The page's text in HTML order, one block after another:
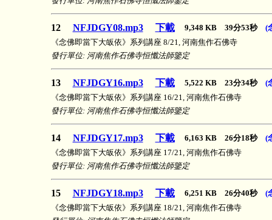
12 NFJDGY08.mp3 下載 9,348 KB 39分53秒 (
《念佛即當下大皈依》系列講座 8/21, 河南焦作石佛寺
發行單位: 河南焦作石佛寺恒懺法師鑒定
13 NFJDGY16.mp3 下載 5,522 KB 23分34秒 (
《念佛即當下大皈依》系列講座 16/21, 河南焦作石佛寺
發行單位: 河南焦作石佛寺恒懺法師鑒定
14 NFJDGY17.mp3 下載 6,163 KB 26分18秒 (
《念佛即當下大皈依》系列講座 17/21, 河南焦作石佛寺
發行單位: 河南焦作石佛寺恒懺法師鑒定
15 NFJDGY18.mp3 下載 6,251 KB 26分40秒 (
《念佛即當下大皈依》系列講座 18/21, 河南焦作石佛寺